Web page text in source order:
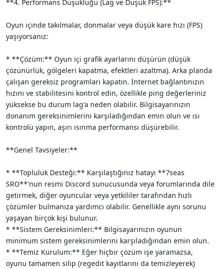
**4. Performans Düşüklüğü (Lag ve Düşük FPS):**
Oyun içinde takılmalar, donmalar veya düşük kare hızı (FPS)
yaşıyorsanız:
* **Çözüm:** Oyun içi grafik ayarlarını düşürün (düşük
çözünürlük, gölgeleri kapatma, efektleri azaltma). Arka planda
çalışan gereksiz programları kapatın. İnternet bağlantınızın
hızını ve stabilitesini kontrol edin, özellikle ping değerleriniz
yüksekse bu durum lag'a neden olabilir. Bilgisayarınızın
donanım gereksinimlerini karşıladığından emin olun ve ısı
kontrolü yapın, aşırı ısınma performansı düşürebilir.
**Genel Tavsiyeler:**
* **Topluluk Desteği:** Karşılaştığınız hatayı **7seas
SRO**'nun resmi Discord sunucusunda veya forumlarında dile
getirmek, diğer oyuncular veya yetkililer tarafından hızlı
çözümler bulmanıza yardımcı olabilir. Genellikle aynı sorunu
yaşayan birçok kişi bulunur.
* **Sistem Gereksinimleri:** Bilgisayarınızın oyunun
minimum sistem gereksinimlerini karşıladığından emin olun.
* **Temiz Kurulum:** Eğer hiçbir çözüm işe yaramazsa,
oyunu tamamen silip (regedit kayıtlarını da temizleyerek)